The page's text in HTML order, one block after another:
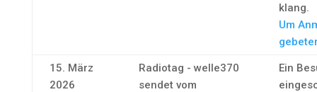
klang.
Um
15. März
2026
Radiotag - welle370
sendet vom
Ein